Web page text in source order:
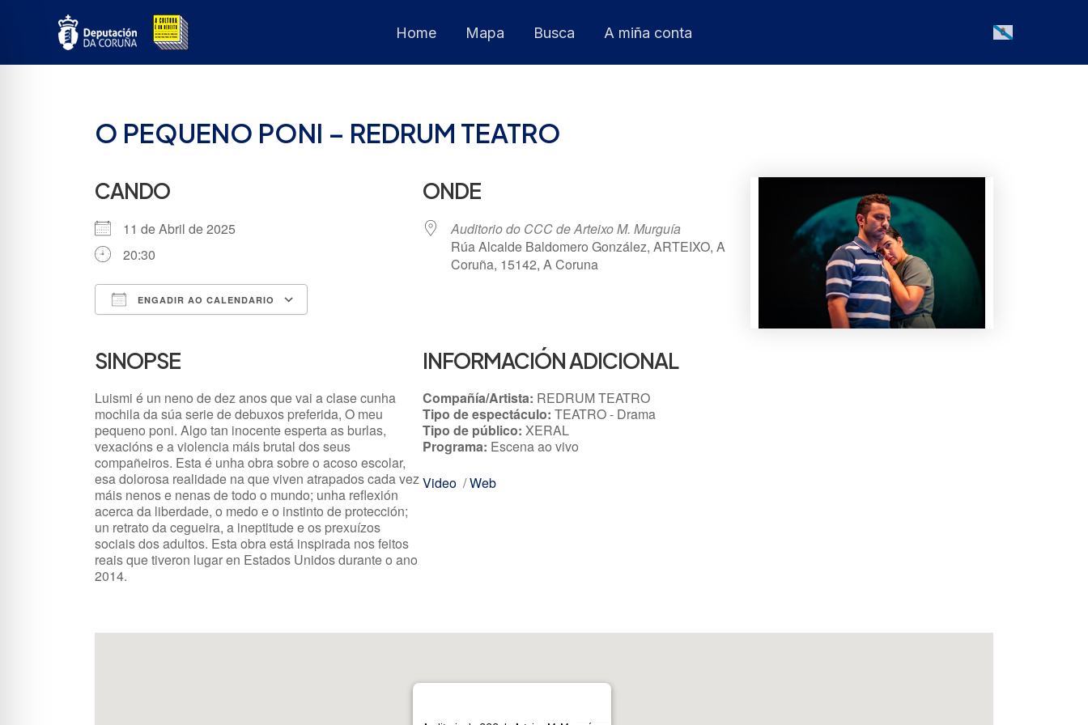
Home Mapa Busca A miña conta
Galician
O PEQUENO PONI – REDRUM TEATRO
CANDO
11 de Abril de 2025
20:30
ENGADIR AO CALENDARIO
Office 365 Outlook Live
ONDE
Auditorio do CCC de Arteixo M. Murguía
Rúa Alcalde Baldomero González, ARTEIXO, A
Coruña, 15142, A Coruna
SINOPSE
Luismi é un neno de dez anos que vai a clase cunha
mochila da súa serie de debuxos preferida, O meu
pequeno poni. Algo tan inocente esperta as burlas,
vexacións e a violencia máis brutal dos seus
compañeiros. Esta é unha obra sobre o acoso escolar,
esa dolorosa realidade na que viven atrapados cada vez
máis nenos e nenas de todo o mundo; unha reflexión
acerca da liberdade, o medo e o instinto de protección;
un retrato da cegueira, a ineptitude e os prexuízos
sociais dos adultos. Esta obra está inspirada nos feitos
reais que tiveron lugar en Estados Unidos durante o ano
2014.
INFORMACIÓN ADICIONAL
Compañía/Artista: REDRUM TEATRO
Tipo de espectáculo: TEATRO - Drama
Tipo de público: XERAL
Programa: Escena ao vivo
Video /Web